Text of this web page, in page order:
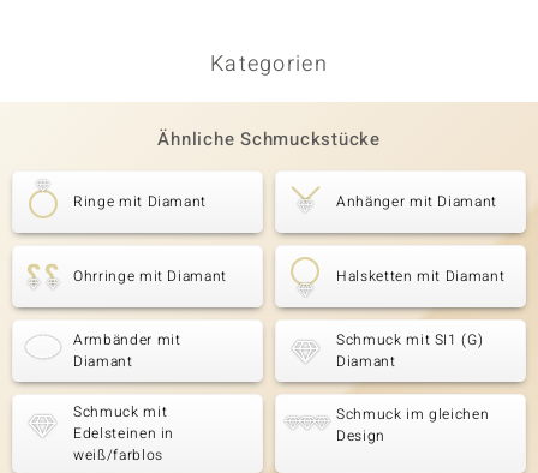
Kategorien
Ähnliche Schmuckstücke
Ringe mit Diamant Anhänger mit Diamant
Ohrringe mit Diamant Halsketten mit Diamant
Armbänder mit
Diamant
Schmuck mit SI1 (G)
Diamant
Schmuck mit
Edelsteinen in
weiß/farblos
Schmuck im gleichen
Design